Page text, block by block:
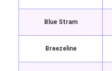
Blue Stram
Breezeline